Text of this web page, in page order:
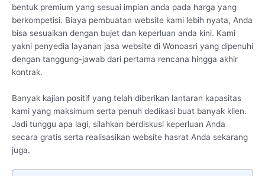
bentuk premium yang sesuai impian anda pada harga yang
berkompetisi. Biaya pembuatan website kami lebih nyata, Anda
bisa sesuaikan dengan bujet dan keperluan anda kini. Kami
yakni penyedia layanan jasa website di Wonoasri yang dipenuhi
dengan tanggung-jawab dari pertama rencana hingga akhir
kontrak.
Banyak kajian positif yang telah diberikan lantaran kapasitas
kami yang maksimum serta penuh dedikasi buat banyak klien.
Jadi tunggu apa lagi, silahkan berdiskusi keperluan Anda
secara gratis serta realisasikan website hasrat Anda sekarang
juga.